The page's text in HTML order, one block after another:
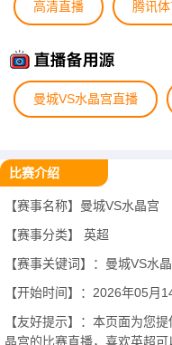
高清直播 腾讯
曼城VS水晶宫直播
比赛介绍
【赛事名称】曼城VS水晶宫
【赛事分类】 英超
【赛事关键词】：曼城VS水
【开始时间】：2026年05月
【友好提示】：本页面为您
晶宫的比赛直播，喜欢英超